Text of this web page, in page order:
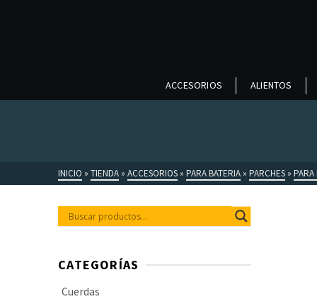
ACCESORIOS ALIENTOS
INICIO » TIENDA » ACCESORIOS » PARA BATERIA » PARCHES » PARA
CATEGORÍAS
Cuerdas